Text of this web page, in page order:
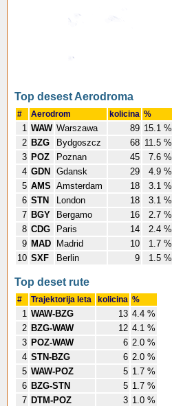
Top desest Aerodroma
# Aerodrom kolicina %
1 WAW Warszawa 89 15.1 %
2 BZG Bydgoszcz 68 11.5 %
3 POZ Poznan 45
7.6 %
4 GDN Gdansk 29
4.9 %
5 AMS Amsterdam 18
3.1 %
6 STN London 18
3.1 %
7 BGY Bergamo 16
2.7 %
8 CDG Paris 14
2.4 %
9 MAD Madrid 10
1.7 %
10 SXF Berlin 9 1.5 %
Top deset rute
# Trajektorija leta kolicina %
1 WAW-BZG 13 4.4 %
2 BZG-WAW 12 4.1 %
3 POZ-WAW 6 2.0 %
4 STN-BZG 6 2.0 %
5 WAW-POZ 5 1.7 %
6 BZG-STN 5 1.7 %
7 DTM-POZ 3 1.0 %